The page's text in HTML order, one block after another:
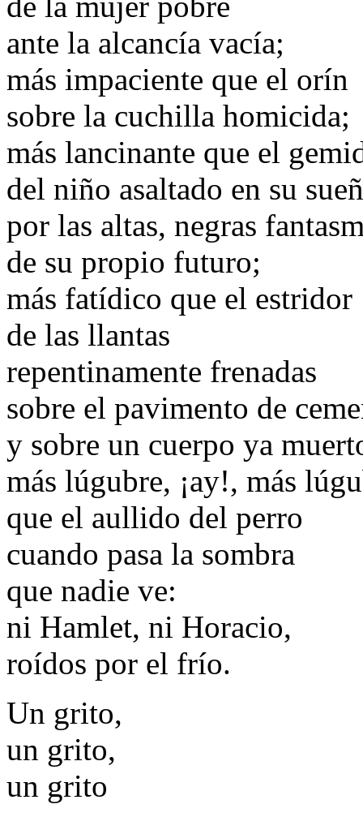
ante la alcancía vacía;
más impaciente que el orín
sobre la cuchilla homicida;
más lancinante que el
del niño asaltado en su
por las altas, negras
de su propio futuro;
más fatídico que el estridor
de las llantas
repentinamente frenadas
sobre el pavimento de
y sobre un cuerpo ya
más lúgubre, ¡ay!, más
que el aullido del perro
cuando pasa la sombra
que nadie ve:
ni Hamlet, ni Horacio,
roídos por el frío.
Un grito,
un grito,
un grito